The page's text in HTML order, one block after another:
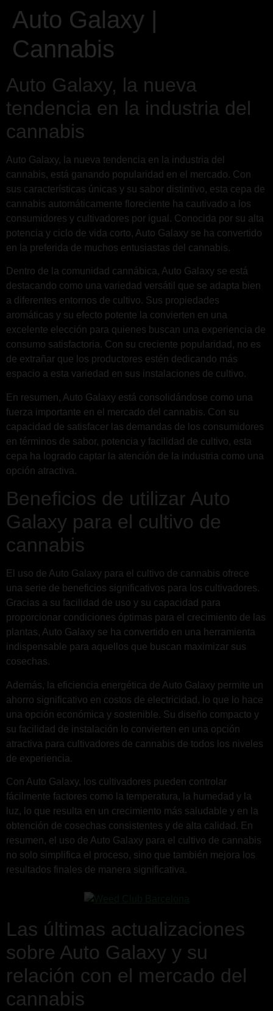
Auto Galaxy |
Cannabis
Auto Galaxy, la nueva
tendencia en la industria del
cannabis
Auto Galaxy, la nueva tendencia en la industria del
cannabis, está ganando popularidad en el mercado. Con
sus características únicas y su sabor distintivo, esta cepa de
cannabis automáticamente floreciente ha cautivado a los
consumidores y cultivadores por igual. Conocida por su alta
potencia y ciclo de vida corto, Auto Galaxy se ha convertido
en la preferida de muchos entusiastas del cannabis.
Dentro de la comunidad cannábica, Auto Galaxy se está
destacando como una variedad versátil que se adapta bien
a diferentes entornos de cultivo. Sus propiedades
aromáticas y su efecto potente la convierten en una
excelente elección para quienes buscan una experiencia de
consumo satisfactoria. Con su creciente popularidad, no es
de extrañar que los productores estén dedicando más
espacio a esta variedad en sus instalaciones de cultivo.
En resumen, Auto Galaxy está consolidándose como una
fuerza importante en el mercado del cannabis. Con su
capacidad de satisfacer las demandas de los consumidores
en términos de sabor, potencia y facilidad de cultivo, esta
cepa ha logrado captar la atención de la industria como una
opción atractiva.
Beneficios de utilizar Auto
Galaxy para el cultivo de
cannabis
El uso de Auto Galaxy para el cultivo de cannabis ofrece
una serie de beneficios significativos para los cultivadores.
Gracias a su facilidad de uso y su capacidad para
proporcionar condiciones óptimas para el crecimiento de las
plantas, Auto Galaxy se ha convertido en una herramienta
indispensable para aquellos que buscan maximizar sus
cosechas.
Además, la eficiencia energética de Auto Galaxy permite un
ahorro significativo en costos de electricidad, lo que lo hace
una opción económica y sostenible. Su diseño compacto y
su facilidad de instalación lo convierten en una opción
atractiva para cultivadores de cannabis de todos los niveles
de experiencia.
Con Auto Galaxy, los cultivadores pueden controlar
fácilmente factores como la temperatura, la humedad y la
luz, lo que resulta en un crecimiento más saludable y en la
obtención de cosechas consistentes y de alta calidad. En
resumen, el uso de Auto Galaxy para el cultivo de cannabis
no solo simplifica el proceso, sino que también mejora los
resultados finales de manera significativa.
Las últimas actualizaciones
sobre Auto Galaxy y su
relación con el mercado del
cannabis